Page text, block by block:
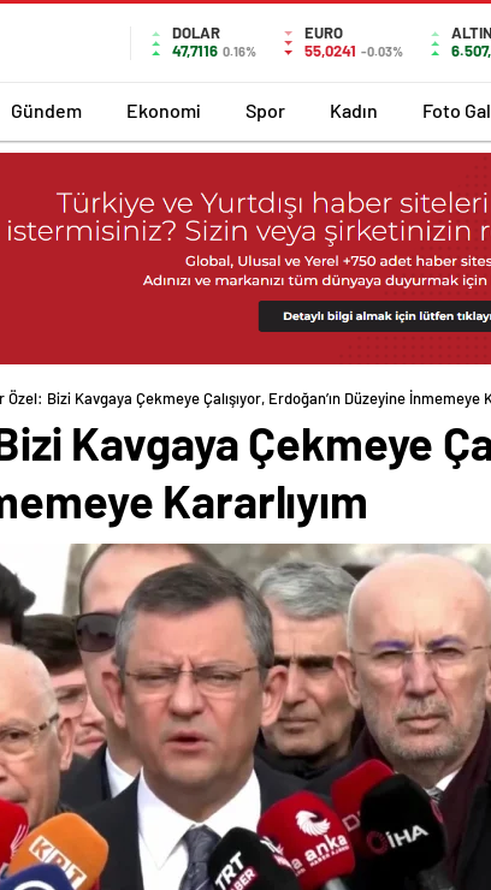
DOLAR
47,7116 0.16%
EURO
55,0241 -0.03%
ALTIN
Gündem Ekonomi Spor Kadın Foto
Özel: Bizi Kavgaya Çekmeye Çalışıyor, Erdoğan’ın Düzeyine İnmemeye
Kavgaya Çekmeye
Kararlıyım